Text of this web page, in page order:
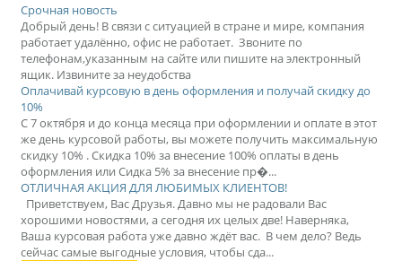
Срочная новость
Добрый день! В связи с ситуацией в стране и мире, компания
работает удалённо, офис не работает. Звоните по
телефонам,указанным на сайте или пишите на электронный
ящик. Извините за неудобства
Оплачивай курсовую в день оформления и получай скидку до
10%
С 7 октября и до конца месяца при оформлении и оплате в этот
же день курсовой работы, вы можете получить максимальную
скидку 10% . Скидка 10% за внесение 100% оплаты в день
оформления или Сидка 5% за внесение пр�...
ОТЛИЧНАЯ АКЦИЯ ДЛЯ ЛЮБИМЫХ КЛИЕНТОВ!
Приветствуем, Вас Друзья. Давно мы не радовали Вас
хорошими новостями, а сегодня их целых две! Наверняка,
Ваша курсовая работа уже давно ждёт вас. В чем дело? Ведь
сейчас самые выгодные условия, чтобы сда...